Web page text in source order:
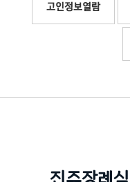
고인정보열람